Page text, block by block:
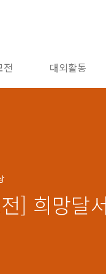
전 대외활동
] 희망달